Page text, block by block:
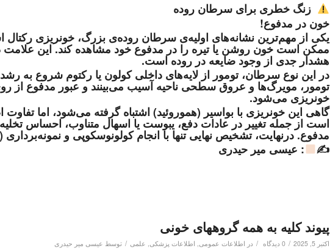
زنگ خطری برای سرطان روده
خون در مدفوع!
یکی از مهم‌ترین نشانه‌های اولیه‌ی سرطان روده‌ی بزرگ، خونریزی رکتال
ممکن است خون روشن یا تیره را در مدفوع خود مشاهده کند. این علامت در
هشدار جدی از وجود ضایعه در روده است.
در این نوع سرطان، تومور از لایه‌های داخلی کولون یا رکتوم شروع به
تومور، مویرگ‌ها و عروق سطحی ناحیه آسیب می‌بینند و عبور مدفوع از
خونریزی می‌شود.
گاهی این خونریزی با بواسیر (هموروئید) اشتباه گرفته می‌شود، اما
است از جمله تغییر در عادات دفع، یبوست یا اسهال متناوب، احساس
مدفوع. درنهایت، تشخیص نهایی تنها با انجام کولونوسکوپی و
✍
: عیسی میر حیدری
پیوند کلیه به همه گروههای خونی
اکتبر 5, 2025 / 0 دیدگاه / در اطلاعات عمومی اطلاعات پزشکی علمی / توسط عیسی میر حیدری